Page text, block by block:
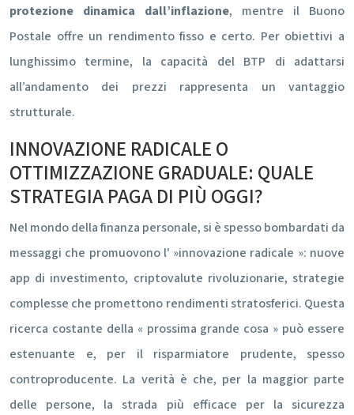
protezione dinamica dall’inflazione, mentre il Buono
Postale offre un rendimento fisso e certo. Per obiettivi a
lunghissimo termine, la capacità del BTP di adattarsi
all’andamento dei prezzi rappresenta un vantaggio
strutturale.
INNOVAZIONE RADICALE O
OTTIMIZZAZIONE GRADUALE: QUALE
STRATEGIA PAGA DI PIÙ OGGI?
Nel mondo della finanza personale, si è spesso bombardati da
messaggi che promuovono l' »innovazione radicale »: nuove
app di investimento, criptovalute rivoluzionarie, strategie
complesse che promettono rendimenti stratosferici. Questa
ricerca costante della « prossima grande cosa » può essere
estenuante e, per il risparmiatore prudente, spesso
controproducente. La verità è che, per la maggior parte
delle persone, la strada più efficace per la sicurezza